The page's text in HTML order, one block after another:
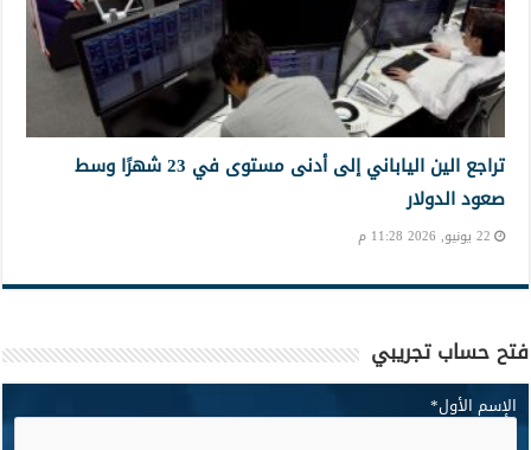
تراجع الين الياباني إلى أدنى مستوى في 23 شهرًا وسط
صعود الدولار
22 يونيو, 2026 11:28 م
فتح حساب تجريبي
الإسم الأول*